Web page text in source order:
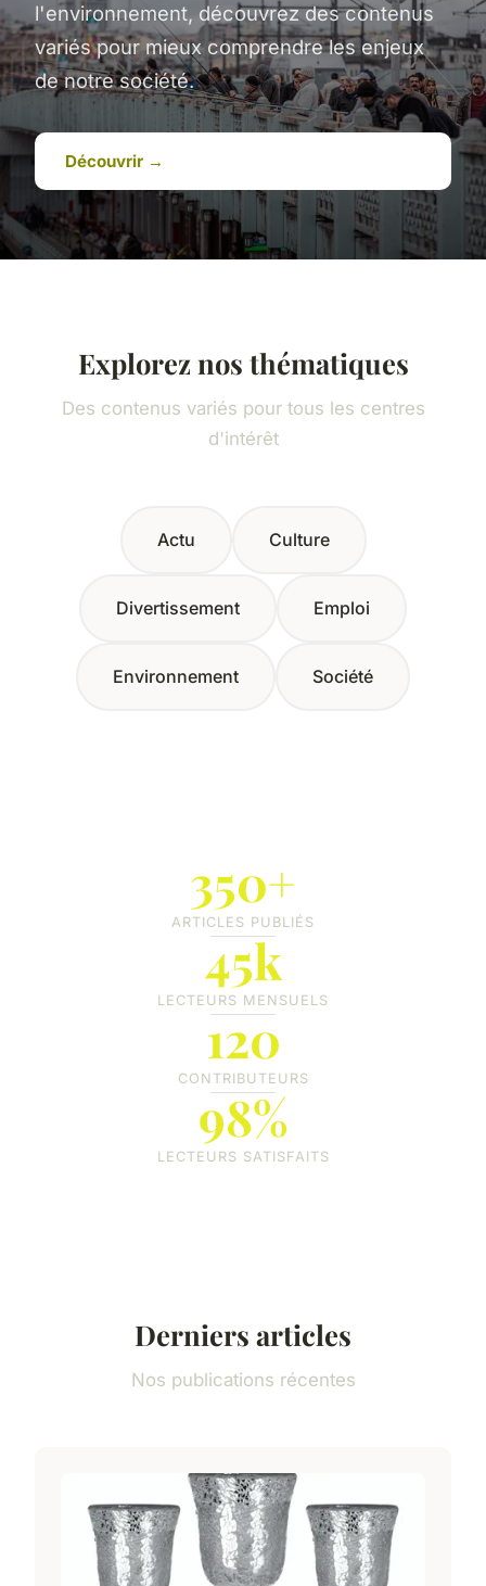
l'environnement, découvrez des contenus
variés pour mieux comprendre les enjeux
de notre société.
Découvrir →
Explorez nos thématiques
Des contenus variés pour tous les centres
d'intérêt
Actu Culture
Divertissement Emploi
Environnement Société
350+
ARTICLES PUBLIÉS
45k
LECTEURS MENSUELS
120
CONTRIBUTEURS
98%
LECTEURS SATISFAITS
Derniers articles
Nos publications récentes